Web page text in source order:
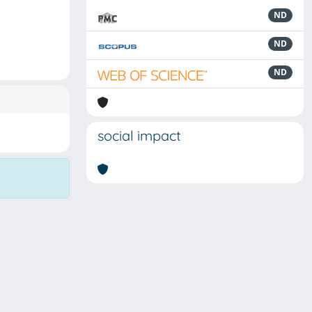
ND
ND
ND
social impact